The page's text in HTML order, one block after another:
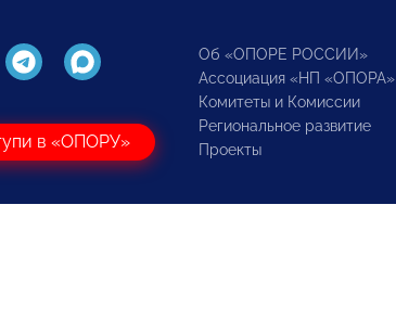
в «ОПОРУ»
Об «ОПОРЕ РОССИИ»
Ассоциация «НП «ОПОРА»
Комитеты и Комиссии
Региональное развитие
Проекты